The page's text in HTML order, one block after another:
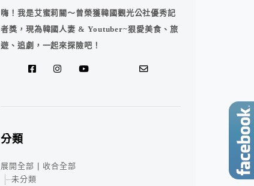
嗨！我是艾蜜莉關～曾榮獲韓國觀光公社優秀記
者獎，現為韓國人妻 & Youtuber~狠愛美食、旅
遊、追劇，一起來探險吧！
分類
展開全部
收合全部
未分類